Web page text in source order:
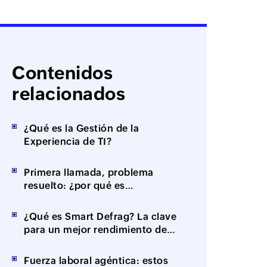
Contenidos
relacionados
¿Qué es la Gestión de la
Experiencia de TI?
Primera llamada, problema
resuelto: ¿por qué es
primer contacto (FCR)?
¿Qué es Smart Defrag? La clave
para un mejor rendimiento de
Fuerza laboral agéntica: estos